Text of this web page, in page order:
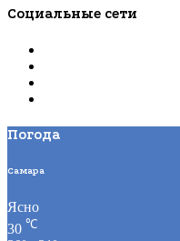
Социальные сети
Погода
Самара
Ясно
30 ℃